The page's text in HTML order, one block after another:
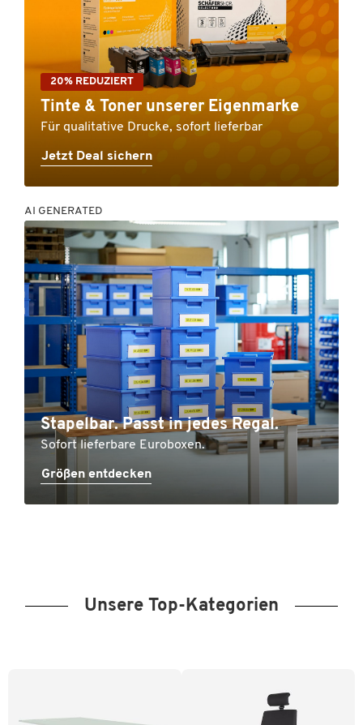
20% REDUZIERT
Tinte & Toner unserer Eigenmarke
Für qualitative Drucke, sofort lieferbar
Jetzt Deal sichern
AI GENERATED
Stapelbar. Passt in jedes Regal.
Sofort lieferbare Euroboxen.
Größen entdecken
Unsere Top-Kategorien